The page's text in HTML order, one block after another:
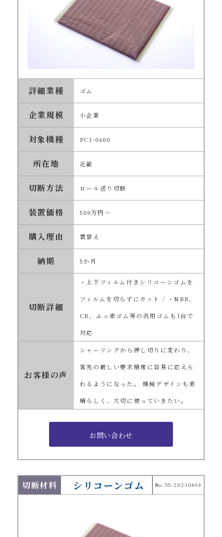
詳細業種 ゴム
企業規模 小企業
対象機種 PC1-0600
所在地 近畿
切断方法 ロール送り切断
装置価格 500万円～
購入理由 買替え
納期 5か月
切断詳細
・上下フィルム付きシリコーンゴムを
フィルムを切らずにカット / ・NBR、
CR、ふっ素ゴム等の汎用ゴムも1台で
対応
お客様の声
シャーリングから押し切りに変わり、
客先の厳しい要求精度に容易に応えら
れるようになった。 機械デザインも素
晴らしく、大切に使っていきたい。
切断材料 シリコーンゴム No.55-20230404